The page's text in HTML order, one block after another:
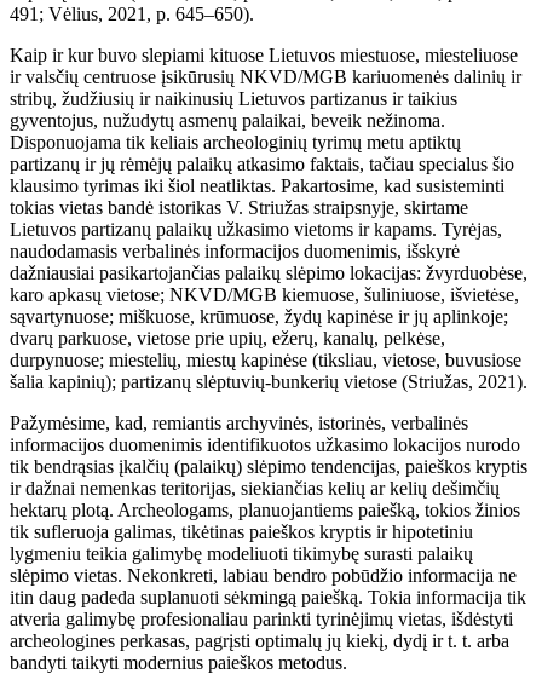
491; Vėlius, 2021, p. 645–650).
Kaip ir kur buvo slepiami kituose Lietuvos miestuose, miesteliuose
ir valsčių centruose įsikūrusių NKVD/MGB kariuomenės dalinių ir
stribų, žudžiusių ir naikinusių Lietuvos partizanus ir taikius
gyventojus, nužudytų asmenų palaikai, beveik nežinoma.
Disponuojama tik keliais archeologinių tyrimų metu aptiktų
partizanų ir jų rėmėjų palaikų atkasimo faktais, tačiau specialus šio
klausimo tyrimas iki šiol neatliktas. Pakartosime, kad susisteminti
tokias vietas bandė istorikas V. Striužas straipsnyje, skirtame
Lietuvos partizanų palaikų užkasimo vietoms ir kapams. Tyrėjas,
naudodamasis verbalinės informacijos duomenimis, išskyrė
dažniausiai pasikartojančias palaikų slėpimo lokacijas: žvyrduobėse,
karo apkasų vietose; NKVD/MGB kiemuose, šuliniuose, išvietėse,
sąvartynuose; miškuose, krūmuose, žydų kapinėse ir jų aplinkoje;
dvarų parkuose, vietose prie upių, ežerų, kanalų, pelkėse,
durpynuose; miestelių, miestų kapinėse (tiksliau, vietose, buvusiose
šalia kapinių); partizanų slėptuvių-bunkerių vietose (Striužas, 2021).
Pažymėsime, kad, remiantis archyvinės, istorinės, verbalinės
informacijos duomenimis identifikuotos užkasimo lokacijos nurodo
tik bendrąsias įkalčių (palaikų) slėpimo tendencijas, paieškos kryptis
ir dažnai nemenkas teritorijas, siekiančias kelių ar kelių dešimčių
hektarų plotą. Archeologams, planuojantiems paiešką, tokios žinios
tik sufleruoja galimas, tikėtinas paieškos kryptis ir hipotetiniu
lygmeniu teikia galimybę modeliuoti tikimybę surasti palaikų
slėpimo vietas. Nekonkreti, labiau bendro pobūdžio informacija ne
itin daug padeda suplanuoti sėkmingą paiešką. Tokia informacija tik
atveria galimybę profesionaliau parinkti tyrinėjimų vietas, išdėstyti
archeologines perkasas, pagrįsti optimalų jų kiekį, dydį ir t. t. arba
bandyti taikyti modernius paieškos metodus.